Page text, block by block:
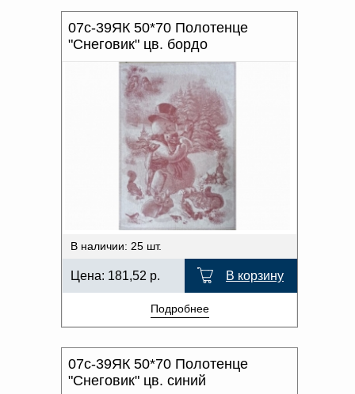
07с-39ЯК 50*70 Полотенце
"Снеговик" цв. бордо
В наличии: 25 шт.
Цена: 181,52 р. В корзину
Подробнее
07с-39ЯК 50*70 Полотенце
"Снеговик" цв. синий